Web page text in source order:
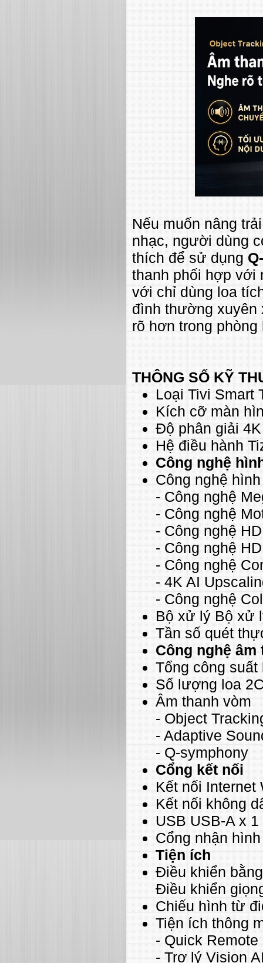
Nếu muốn nâng
nhạc, người dùng
thích để sử dụng
thanh phối hợp với
với chỉ dùng loa
đình thường xuyên
rõ hơn trong phòng
THÔNG SỐ KỸ
Loại Tivi Smart
Kích cỡ màn
Độ phân giải
Hệ điều hành
Công nghệ
Công nghệ
- Công nghệ
- Công nghệ
- Công nghệ
- Công nghệ
- Công nghệ
- 4K AI
- Công nghệ
Bộ xử lý Bộ xử
Tần số quét
Công nghệ âm
Tổng công suất
Số lượng loa
Âm thanh vòm
- Object
- Adaptive
- Q-symphony
Cổng kết nối
Kết nối Internet
Kết nối không
USB USB-A x 1
Cổng nhận
Tiện ích
Điều khiển
Điều khiển
Chiếu hình từ
Tiện ích thông
- Quick Remote
- Trợ lý Vision